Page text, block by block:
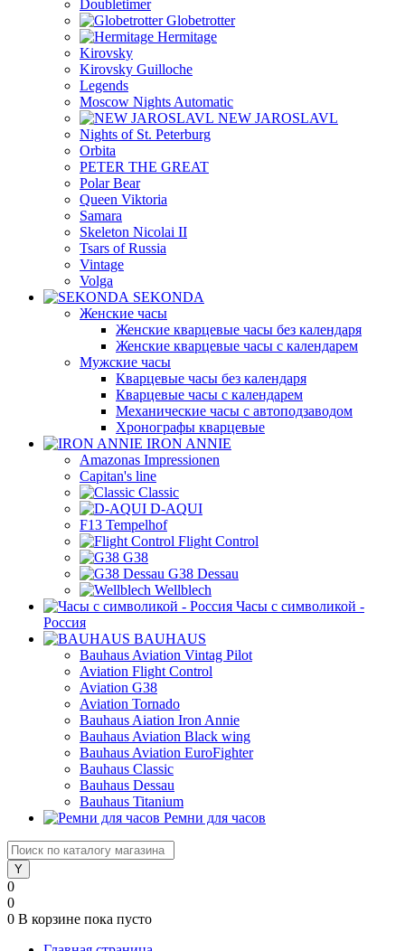
Doubletimer
Globetrotter
Hermitage
Kirovsky
Kirovsky Guilloche
Legends
Moscow Nights Automatic
NEW JAROSLAVL
Nights of St. Peterburg
Orbita
PETER THE GREAT
Polar Bear
Queen Viktoria
Samara
Skeleton Nicolai II
Tsars of Russia
Vintage
Volga
SEKONDA
Женские часы
Женские кварцевые часы без календаря
Женские кварцевые часы с календарем
Мужские часы
Кварцевые часы без календаря
Кварцевые часы с календарем
Механические часы с автоподзаводом
Хронографы кварцевые
IRON ANNIE
Amazonas Impressionen
Capitan's line
Classic
D-AQUI
F13 Tempelhof
Flight Control
G38
G38 Dessau
Wellblech
Часы с символикой -
Россия
BAUHAUS
Bauhaus Aviation Vintag Pilot
Aviation Flight Control
Aviation G38
Aviation Tornado
Bauhaus Aiation Iron Annie
Bauhaus Aviation Black wing
Bauhaus Aviation EuroFighter
Bauhaus Classic
Bauhaus Dessau
Bauhaus Titanium
Ремни для часов
0
0
0 В корзине пока пусто